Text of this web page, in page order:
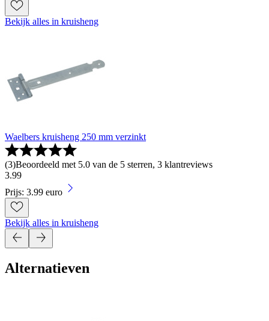
Bekijk alles in kruisheng
Waelbers kruisheng 250 mm verzinkt
(3)Beoordeeld met 5.0 van de 5 sterren, 3 klantreviews
3.99
Prijs: 3.99 euro
Bekijk alles in kruisheng
Alternatieven